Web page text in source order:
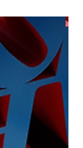
전에 복용하는
언제쯤 효과가
면접이면 오
접 버벅 ..